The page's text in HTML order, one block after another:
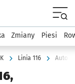
Komunikacja
Zmiany Piesi
Linia 116